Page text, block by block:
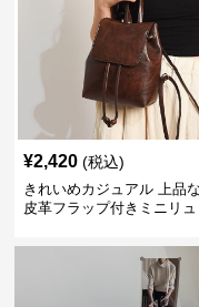
¥2,420 (税込)
きれいめカジュアル 上品
皮革フラップ付きミニリュ